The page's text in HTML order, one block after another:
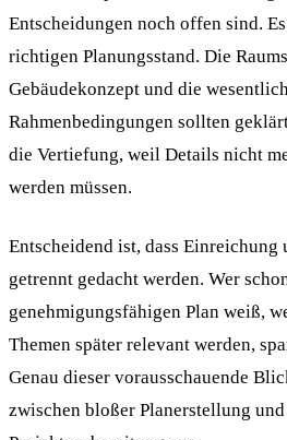
Entscheidungen noch offen sind.
richtigen Planungsstand. Die
Gebäudekonzept und die
Rahmenbedingungen sollten
die Vertiefung, weil Details nicht
werden müssen.
Entscheidend ist, dass
getrennt gedacht werden. Wer
genehmigungsfähigen Plan weiß,
Themen später relevant werden,
Genau dieser vorausschauende
zwischen bloßer Planerstellung